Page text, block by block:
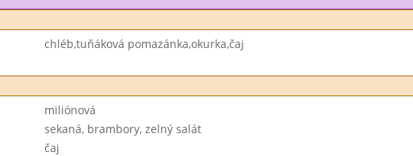
chléb,tuňáková pomazánka,okurka,čaj
miliónová
sekaná, brambory, zelný salát
čaj